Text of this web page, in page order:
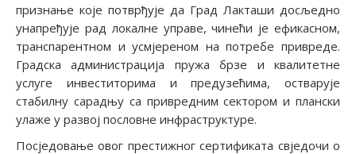
признање које потврђује да Град Лакташи досљедно
унапређује рад локалне управе, чинећи је ефикасном,
транспарентном и усмјереном на потребе привреде.
Градска администрација пружа брзе и квалитетне
услуге инвеститорима и предузећима, остварује
стабилну сарадњу са привредним сектором и плански
улаже у развој пословне инфраструктуре.
Посједовање овог престижног сертификата свједочи о